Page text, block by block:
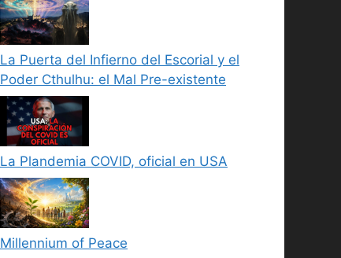
La Puerta del Infierno del Escorial y el
Poder Cthulhu: el Mal Pre-existente
La Plandemia COVID, oficial en USA
Millennium of Peace